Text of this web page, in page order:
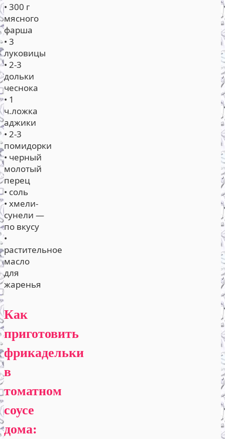
• 300 г
мясного
фарша
• 3
луковицы
• 2-3
дольки
чеснока
• 1
ч.ложка
аджики
• 2-3
помидорки
• черный
молотый
перец
• соль
• хмели-
сунели —
по вкусу
•
растительное
масло
для
жаренья
Как
приготовить
фрикадельки
в
томатном
соусе
дома: